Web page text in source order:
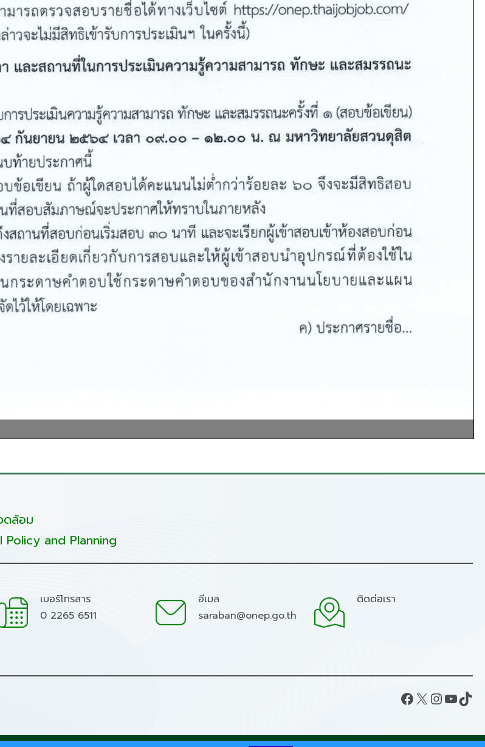
ดล้อม
and Planning
เบอร์โทรสาร
0 2265 6511
อีเมล
saraban@onep.go.th
ติดต่อเรา
Facebook X InstagramYouTube TikTok